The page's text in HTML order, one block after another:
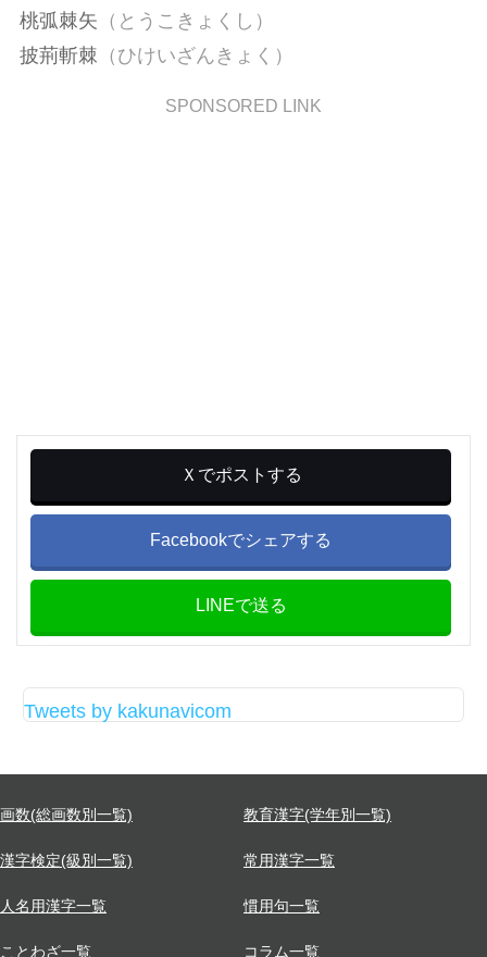
桃弧棘矢 （とうこきょくし）
披荊斬棘 （ひけいざんきょく）
SPONSORED LINK
Ｘでポストする
Facebookでシェアする
LINEで送る
Tweets by kakunavicom
画数(総画数別一覧) 教育漢字(学年別一覧)
漢字検定(級別一覧) 常用漢字一覧
人名用漢字一覧 慣用句一覧
ことわざ一覧 コラム一覧